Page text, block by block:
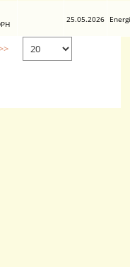
25.05.2026